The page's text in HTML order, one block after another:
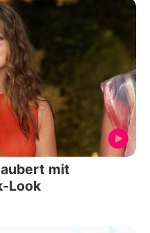
mit
Look